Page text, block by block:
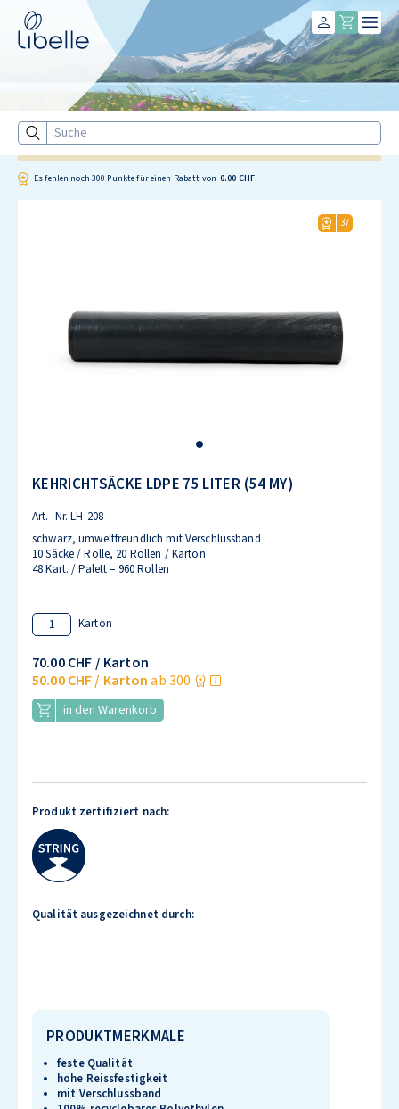
Suche
Es fehlen noch 300 Punkte für einen Rabatt von 0.00 CHF
KEHRICHTSÄCKE LDPE 75 LITER (54 MY)
Art. -Nr.LH-208
schwarz, umweltfreundlich mit Verschlussband
10 Säcke / Rolle, 20 Rollen / Karton
48 Kart. / Palett = 960 Rollen
Karton
70.00 CHF/ Karton
50.00 CHF/ Karton ab 300
in den Warenkorb
37
Produkt zertifiziert nach:
Qualität ausgezeichnet durch:
PRODUKTMERKMALE
feste Qualität
hohe Reissfestigkeit
mit Verschlussband